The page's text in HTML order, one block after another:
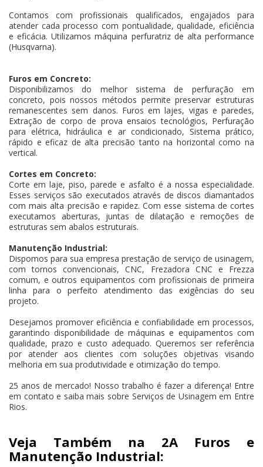
Contamos com profissionais qualificados, engajados para
atender cada processo com pontualidade, qualidade, eficiência
e eficácia. Utilizamos máquina perfuratriz de alta performance
(Husqvarna).
Furos em Concreto:
Disponibilizamos do melhor sistema de perfuração em
concreto, pois nossos métodos permite preservar estruturas
remanescentes sem danos. Furos em lajes, vigas e paredes,
Extração de corpo de prova ensaios tecnológios, Perfuração
para elétrica, hidráulica e ar condicionado, Sistema prático,
rápido e eficaz de alta precisão tanto na horizontal como na
vertical.
Cortes em Concreto:
Corte em laje, piso, parede e asfalto é a nossa especialidade.
Esses serviços são executados através de discos diamantados
com mais alta precisão e rapidez. Com esse sistema de cortes
executamos aberturas, juntas de dilatação e remoções de
estruturas sem abalos estruturais.
Manutenção Industrial:
Dispomos para sua empresa prestação de serviço de usinagem,
com tornos convencionais, CNC, Frezadora CNC e Frezza
comum, e outros equipamentos com profissionais de primeira
linha para o perfeito atendimento das exigências do seu
projeto.
Desejamos promover eficiência e confiabilidade em processos,
garantindo disponibilidade de máquinas e equipamentos com
qualidade, prazo e custo adequado. Queremos ser referência
por atender aos clientes com soluções objetivas visando
melhoria em sua produtividade e otimização do tempo.
25 anos de mercado! Nosso trabalho é fazer a diferença! Entre
em contato e saiba mais sobre Serviços de Usinagem em Entre
Rios.
Veja Também na 2A Furos e
Manutenção Industrial: